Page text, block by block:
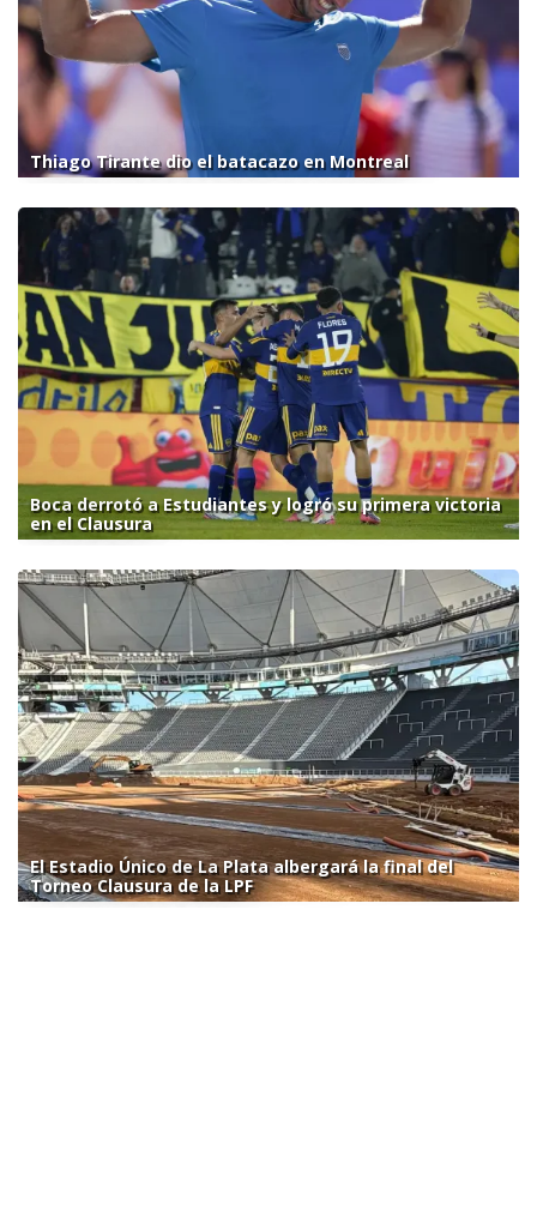
Thiago Tirante dio el batacazo en Montreal
Boca derrotó a Estudiantes y logró su primera victoria
en el Clausura
El Estadio Único de La Plata albergará la final del
Torneo Clausura de la LPF